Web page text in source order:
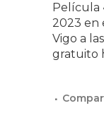
Película
2023 en
Vigo a
gratuito